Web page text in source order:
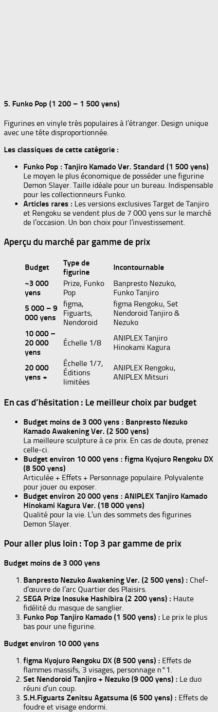
5. Funko Pop (1 200 – 1 500 yens)
Figurines en vinyle très populaires à l’étranger. Design unique
avec une tête disproportionnée.
Les classiques de cette catégorie :
Funko Pop : Tanjiro Kamado Ver. Standard (1 500 yens)
Le moyen le plus économique de posséder une figurine
Demon Slayer. Taille idéale pour un bureau. Indispensable
pour les collectionneurs Funko.
Articles rares : Les versions exclusives Target de Tanjiro
et Rengoku se vendent plus de 7 000 yens sur le marché
de l’occasion. Un bon choix pour l’investissement.
Aperçu du marché par gamme de prix
Budget
Type de
figurine
Incontournable
~3 000
yens
Prize, Funko
Pop
Banpresto Nezuko,
Funko Tanjiro
5 000 – 9
000 yens
figma,
Figuarts,
Nendoroid
figma Rengoku, Set
Nendoroid Tanjiro &
Nezuko
10 000 –
20 000
yens
Échelle 1/8
ANIPLEX Tanjiro
Hinokami Kagura
20 000
yens +
Échelle 1/7,
Éditions
limitées
ANIPLEX Rengoku,
ANIPLEX Mitsuri
En cas d’hésitation : Le meilleur choix par budget
Budget moins de 3 000 yens : Banpresto Nezuko
Kamado Awakening Ver. (2 500 yens)
La meilleure sculpture à ce prix. En cas de doute, prenez
celle-ci.
Budget environ 10 000 yens : figma Kyojuro Rengoku DX
(8 500 yens)
Articulée + Effets + Personnage populaire. Polyvalente
pour jouer ou exposer.
Budget environ 20 000 yens : ANIPLEX Tanjiro Kamado
Hinokami Kagura Ver. (18 000 yens)
Qualité pour la vie. L’un des sommets des figurines
Demon Slayer.
Pour aller plus loin : Top 3 par gamme de prix
Budget moins de 3 000 yens
Banpresto Nezuko Awakening Ver. (2 500 yens) : Chef-
d’œuvre de l’arc Quartier des Plaisirs.
SEGA Prize Inosuke Hashibira (2 200 yens) : Haute
fidélité du masque de sanglier.
Funko Pop Tanjiro Kamado (1 500 yens) : Le prix le plus
bas pour une figurine.
Budget environ 10 000 yens
figma Kyojuro Rengoku DX (8 500 yens) : Effets de
flammes massifs, 3 visages, personnage n°1.
Set Nendoroid Tanjiro + Nezuko (9 000 yens) : Le duo
réuni d’un coup.
S.H.Figuarts Zenitsu Agatsuma (6 500 yens) : Effets de
foudre et visage endormi.